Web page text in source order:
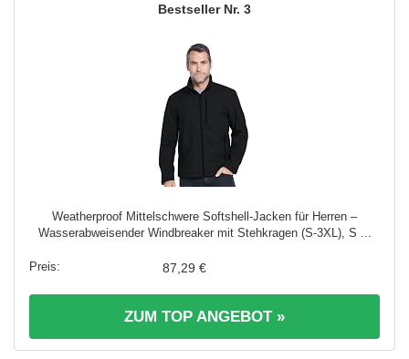
3
Weatherproof Mittelschwere Softshell-Jacken für Herren –
Wasserabweisender Windbreaker mit Stehkragen (S-3XL), S ...
87,29 €
ZUM TOP ANGEBOT »